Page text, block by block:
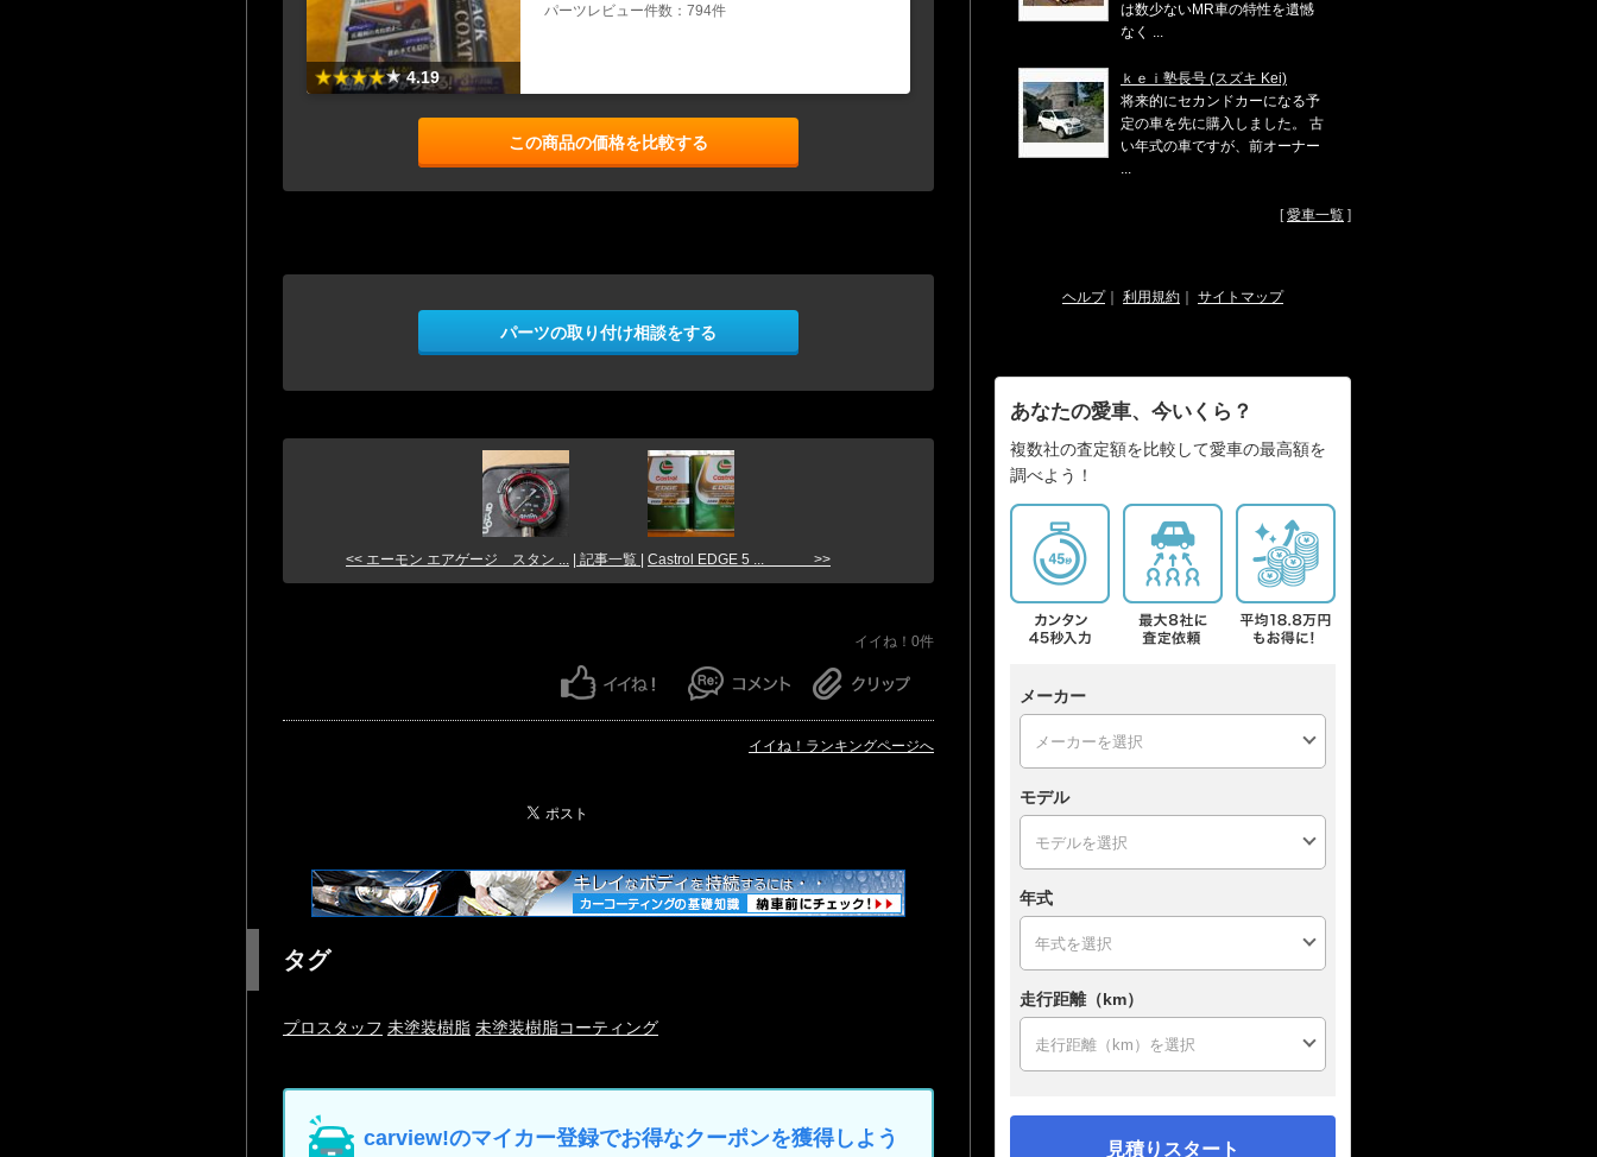
4.19
パーツレビュー件数：794件
この商品の価格を比較する
パーツの取り付け相談をする
<< エーモン エアゲージ スタン ... | 記事一覧 | Castrol EDGE 5 ... >>
イイね！0件
イイね！ランキングページへ
タグ
プロスタッフ 未塗装樹脂 未塗装樹脂コーティング
carview!のマイカー登録でお得なクーポンを獲得しよう
は数少ないMR車の特性を遺憾
なく ...
ｋｅｉ塾長号 (スズキ Kei)
将来的にセカンドカーになる予
定の車を先に購入しました。 古
い年式の車ですが、前オーナー
...
[愛車一覧 ]
ヘルプ｜ 利用規約 サイトマップ
あなたの愛車、今いくら？
複数社の査定額を比較して愛車の最高額を
調べよう！
メーカー
モデル
年式
走行距離（km）
見積りスタート